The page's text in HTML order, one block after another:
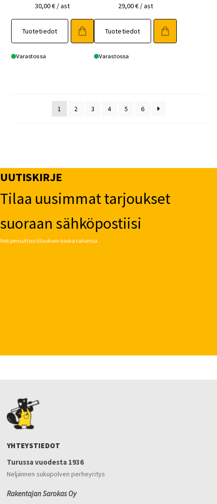
30,00€ / ast
Tuotetiedot
Varastossa
29,00€ / ast
Tuotetiedot
Varastossa
1 2 3 4 5 6
UUTISKIRJE
Tilaa uusimmat tarjoukset
suoraan sähköpostiisi
Voit peruuttaa tilauksen koska tahansa.
YHTEYSTIEDOT
Turussa vuodesta 1936
Neljännen sukupolven perheyritys
Rakentajan Sarokas Oy